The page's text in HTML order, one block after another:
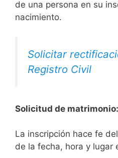
de una persona en su
nacimiento.
Solicitar
Registro Civil
Solicitud de matrimonio:
La inscripción hace fe
de la fecha, hora y lugar